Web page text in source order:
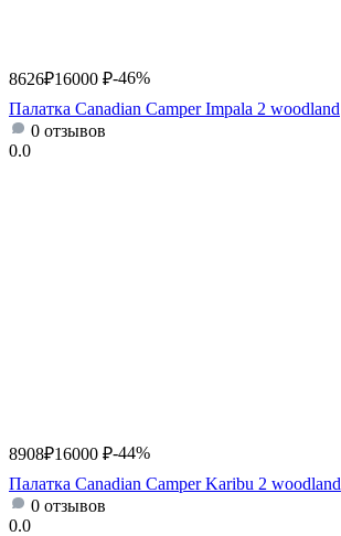
8626₽16000 ₽-46%
Палатка Canadian Camper Impala 2 woodland
0 отзывов
0.0
8908₽16000 ₽-44%
Палатка Canadian Camper Karibu 2 woodland
0 отзывов
0.0